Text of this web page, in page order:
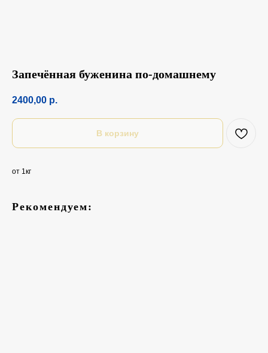
Запечённая буженина по-домашнему
2400,00 р.
В корзину
от 1кг
Рекомендуем: